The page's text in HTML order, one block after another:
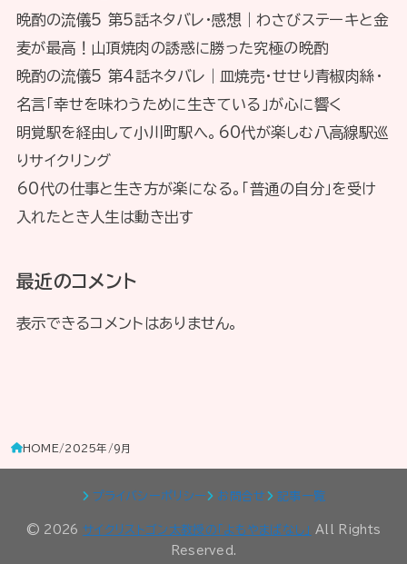
晩酌の流儀5 第5話ネタバレ・感想｜わさびステーキと金
麦が最高！山頂焼肉の誘惑に勝った究極の晩酌
晩酌の流儀5 第4話ネタバレ｜皿焼売・せせり青椒肉絲・
名言「幸せを味わうために生きている」が心に響く
明覚駅を経由して小川町駅へ。60代が楽しむ八高線駅巡
りサイクリング
60代の仕事と生き方が楽になる。「普通の自分」を受け
入れたとき人生は動き出す
最近のコメント
表示できるコメントはありません。
HOME 2025年 9月
プライバシーポリシー お問合せ 記事一覧
© 2026 サイクリストゴン太教授の「よもやまばなし」 All Rights
Reserved.